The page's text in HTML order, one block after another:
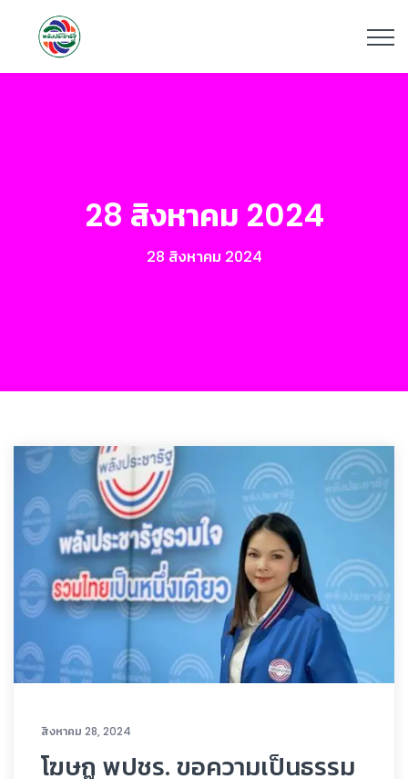
28 สิงหาคม 2024
28 สิงหาคม 2024
สิงหาคม 28, 2024
โฆษก พปชร. ขอความเป็นธรรม